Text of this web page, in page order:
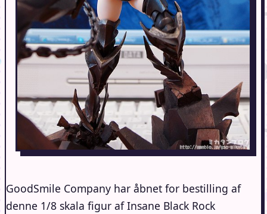
GoodSmile Company har åbnet for bestilling af
denne 1/8 skala figur af Insane Black Rock